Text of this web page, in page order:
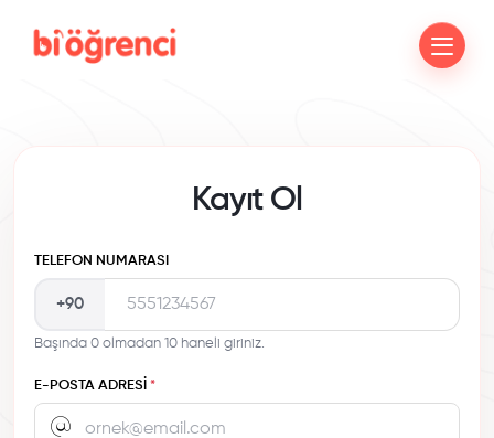
Kayıt Ol
TELEFON NUMARASI
+90
Başında 0 olmadan 10 haneli giriniz.
E-POSTA ADRESI *